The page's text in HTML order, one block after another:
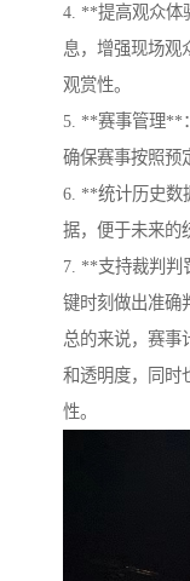
4. **提高观众体
息，增强现场观
观赏性。
5. **赛事管理**
确保赛事按照预
6. **统计历史数
据，便于未来的
7. **支持裁判判
键时刻做出准确
总的来说，赛事
和透明度，同时
性。